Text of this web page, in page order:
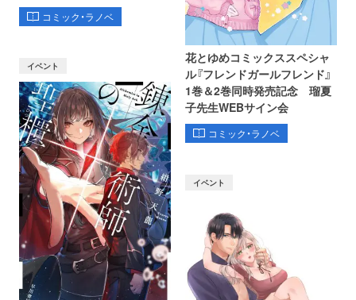
コミック・ラノベ
花とゆめコミックススペシャ
ル『フレンドガールフレンド』
1巻＆2巻同時発売記念 瑠夏
子先生WEBサイン会
コミック・ラノベ
イベント
イベント